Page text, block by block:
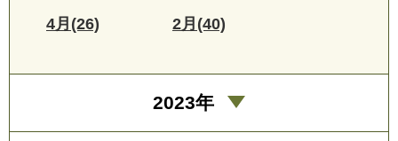
4月(26) 2月(40)
2023年